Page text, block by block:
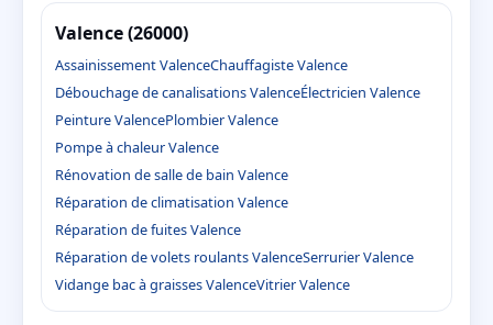
Valence (26000)
Assainissement ValenceChauffagiste Valence
Débouchage de canalisations ValenceÉlectricien Valence
Peinture ValencePlombier Valence
Pompe à chaleur Valence
Rénovation de salle de bain Valence
Réparation de climatisation Valence
Réparation de fuites Valence
Réparation de volets roulants ValenceSerrurier Valence
Vidange bac à graisses ValenceVitrier Valence